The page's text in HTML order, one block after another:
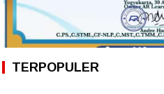
TERPOPULER